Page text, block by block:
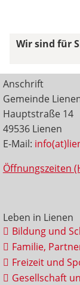
Wir sind für
Anschrift
Gemeinde
Hauptstraße 14
49536 Lienen
E-Mail:
Öffnungszeiten
Leben in Lienen
Bildung und
Familie,
Freizeit und
Gesellschaft